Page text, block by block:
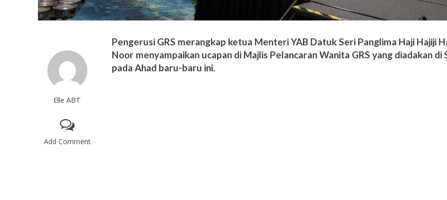
Elle ABT
Add Comment
Pengerusi GRS merangkap ketua Menteri YAB Datuk Seri Panglima Haji Hajiji
Noor menyampaikan ucapan di Majlis Pelancaran Wanita GRS yang diadakan di
pada Ahad baru-baru ini.